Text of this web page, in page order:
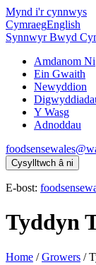
Mynd i'r cynnwys
CymraegEnglish
Synnwyr Bwyd
Amdanom Ni
Ein Gwaith
Newyddion
Y Wasg
Adnoddau
Cysylltwch â ni
E-bost:
Tyddyn
Home /Growers /